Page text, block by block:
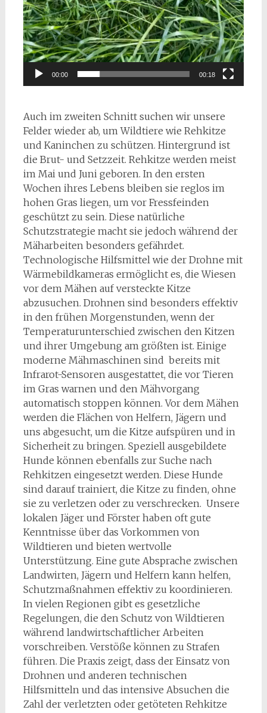
00:00 00:18
Auch im zweiten Schnitt suchen wir unsere
Felder wieder ab, um Wildtiere wie Rehkitze
und Kaninchen zu schützen. Hintergrund ist
die Brut- und Setzzeit. Rehkitze werden meist
im Mai und Juni geboren. In den ersten
Wochen ihres Lebens bleiben sie reglos im
hohen Gras liegen, um vor Fressfeinden
geschützt zu sein. Diese natürliche
Schutzstrategie macht sie jedoch während der
Mäharbeiten besonders gefährdet.
Technologische Hilfsmittel wie der Drohne mit
Wärmebildkameras ermöglicht es, die Wiesen
vor dem Mähen auf versteckte Kitze
abzusuchen. Drohnen sind besonders effektiv
in den frühen Morgenstunden, wenn der
Temperaturunterschied zwischen den Kitzen
und ihrer Umgebung am größten ist. Einige
moderne Mähmaschinen sind bereits mit
Infrarot-Sensoren ausgestattet, die vor Tieren
im Gras warnen und den Mähvorgang
automatisch stoppen können. Vor dem Mähen
werden die Flächen von Helfern, Jägern und
uns abgesucht, um die Kitze aufspüren und in
Sicherheit zu bringen. Speziell ausgebildete
Hunde können ebenfalls zur Suche nach
Rehkitzen eingesetzt werden. Diese Hunde
sind darauf trainiert, die Kitze zu finden, ohne
sie zu verletzen oder zu verschrecken. Unsere
lokalen Jäger und Förster haben oft gute
Kenntnisse über das Vorkommen von
Wildtieren und bieten wertvolle
Unterstützung. Eine gute Absprache zwischen
Landwirten, Jägern und Helfern kann helfen,
Schutzmaßnahmen effektiv zu koordinieren.
In vielen Regionen gibt es gesetzliche
Regelungen, die den Schutz von Wildtieren
während landwirtschaftlicher Arbeiten
vorschreiben. Verstöße können zu Strafen
führen. Die Praxis zeigt, dass der Einsatz von
Drohnen und anderen technischen
Hilfsmitteln und das intensive Absuchen die
Zahl der verletzten oder getöteten Rehkitze